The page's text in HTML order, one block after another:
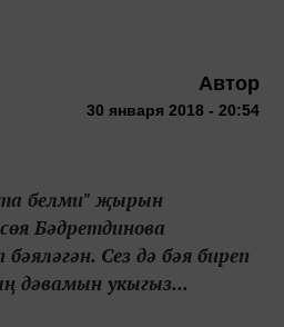
Автор
30 января 2018 - 20:54
белми" җырын
Бәдретдинова
Сез дә бәя биреп
дәвамын укыгыз...